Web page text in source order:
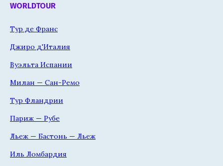
WORLDTOUR
Тур де Франс
Джиро д'Италия
Вуэльта Испании
Милан — Сан-Ремо
Тур Фландрии
Париж — Рубе
Льеж — Бастонь — Льеж
Иль Ломбардия